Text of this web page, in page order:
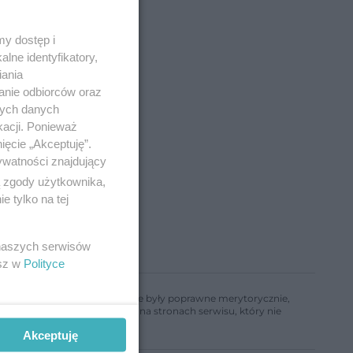
informacje w nim zawarte były poprawne merytorycznie,
informacji zamieszczonych na stronach serwisu, który nie
dostęp i
identyfikatory,
odbiorców oraz
danych
Ponieważ
„Akceptuję”.
znajdujący
użytkownika,
tylko na tej
serwisów
w Polityce
Akceptuję